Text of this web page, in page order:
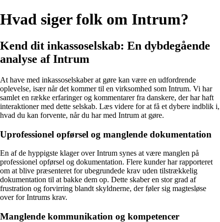
Hvad siger folk om Intrum?
Kend dit inkassoselskab: En dybdegående
analyse af Intrum
At have med inkassoselskaber at gøre kan være en udfordrende
oplevelse, især når det kommer til en virksomhed som Intrum. Vi har
samlet en række erfaringer og kommentarer fra danskere, der har haft
interaktioner med dette selskab. Læs videre for at få et dybere indblik i,
hvad du kan forvente, når du har med Intrum at gøre.
Uprofessionel opførsel og manglende dokumentation
En af de hyppigste klager over Intrum synes at være manglen på
professionel opførsel og dokumentation. Flere kunder har rapporteret
om at blive præsenteret for ubegrundede krav uden tilstrækkelig
dokumentation til at bakke dem op. Dette skaber en stor grad af
frustration og forvirring blandt skyldnerne, der føler sig magtesløse
over for Intrums krav.
Manglende kommunikation og kompetencer